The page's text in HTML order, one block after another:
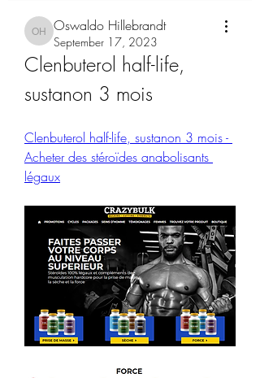
Oswaldo Hillebrandt
Oswaldo Hillebrandt
September 17, 2023
Clenbuterol half-life,
sustanon 3 mois
Clenbuterol half-life, sustanon 3 mois -
Acheter des stéroïdes anabolisants
légaux